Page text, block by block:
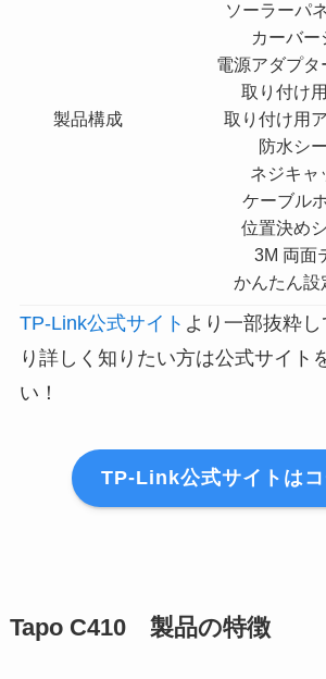
製品構成
ソーラーパ
カーバー
電源アダプ
取り付け
取り付け用
防水シ
ネジキャ
ケーブル
位置決め
3M 両面
かんたん設
TP-Link公式サイト より一部抜粋
り詳しく知りたい方は公式サイト
い！
TP-Link公式サイトはコ
Tapo C410 製品の特徴